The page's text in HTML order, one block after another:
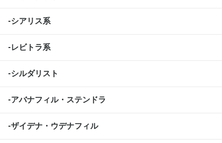
-シアリス系
-レビトラ系
-シルダリスト
-アバナフィル・ステンドラ
-ザイデナ・ウデナフィル